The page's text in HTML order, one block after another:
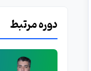
دوره مرتبط